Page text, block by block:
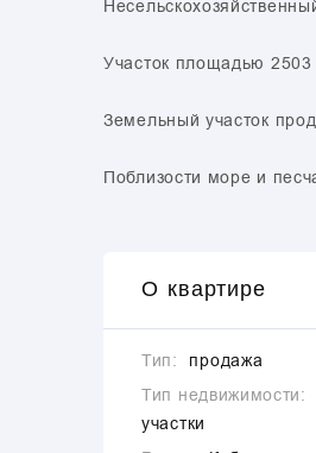
Участок площадью
Земельный участок
Поблизости море и
О квартире
Тип:
продажа
Тип недвижимости:
участки